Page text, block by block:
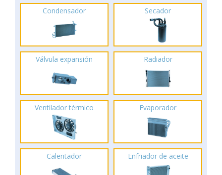
Condensador Secador
Válvula expansión Radiador
Ventilador térmico Evaporador
Calentador Enfriador de aceite